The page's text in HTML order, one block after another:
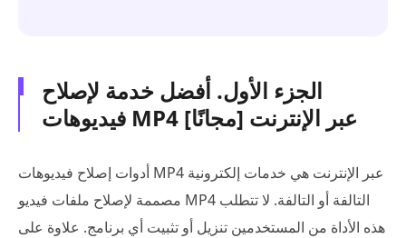
الجزء الأول. أفضل خدمة لإصلاح
فيديوهات MP4 عبر الإنترنت [مجانًا]
أدوات إصلاح فيديوهات MP4 عبر الإنترنت هي خدمات إلكترونية
مصممة لإصلاح ملفات فيديو MP4 التالفة أو التالفة. لا تتطلب
هذه الأداة من المستخدمين تنزيل أو تثبيت أي برنامج. علاوة على